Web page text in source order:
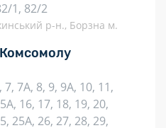
1, 82/2
р-н., Борзна м.
7, 7А, 8, 9, 9А, 10, 11,
16, 17, 18, 19, 20,
25А, 26, 27, 28, 29,